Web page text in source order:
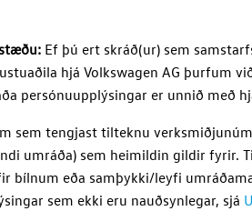
Ef þú ert skráð(ur) sem
hjá Volkswagen AG þurfum
persónuupplýsingar er unnið með
sem tengjast tilteknu
umráða) sem heimildin gildir fyrir.
eða samþykki/leyfi
sem ekki eru nauðsynlegar, sjá